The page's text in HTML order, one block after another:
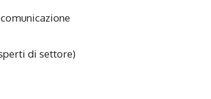
di settore)